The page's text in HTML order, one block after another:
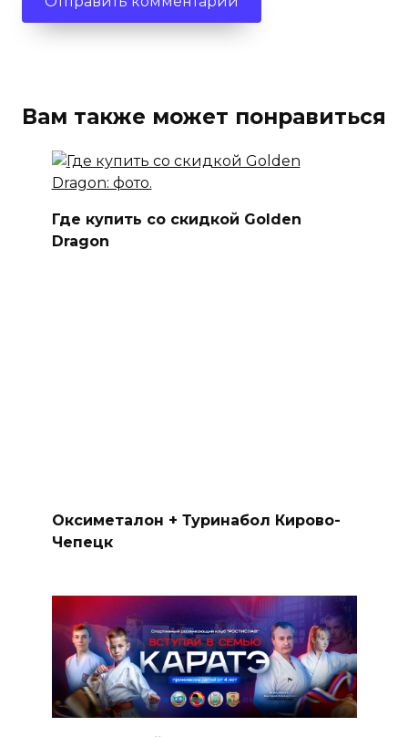
Вам также может понравиться
Где купить со скидкой Golden
Dragon
Оксиметалон + Туринабол Кирово-
Чепецк